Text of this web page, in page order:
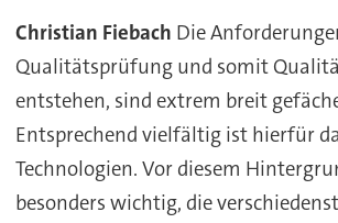
Christian Fiebach Die
Qualitätsprüfung und somit
entstehen, sind extrem breit
Entsprechend vielfältig ist hierfür
Technologien. Vor diesem
besonders wichtig, die